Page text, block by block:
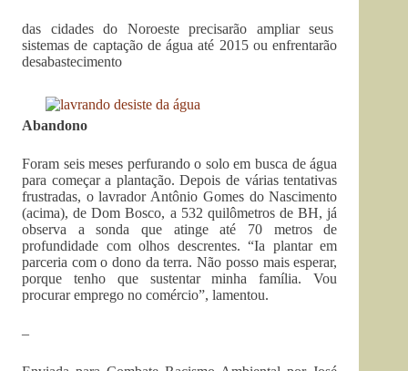
das cidades do Noroeste precisarão ampliar seus
sistemas de captação de água até 2015 ou enfrentarão
desabastecimento
Abandono
Foram seis meses perfurando o solo em busca de água
para começar a plantação. Depois de várias tentativas
frustradas, o lavrador Antônio Gomes do Nascimento
(acima), de Dom Bosco, a 532 quilômetros de BH, já
observa a sonda que atinge até 70 metros de
profundidade com olhos descrentes. “Ia plantar em
parceria com o dono da terra. Não posso mais esperar,
porque tenho que sustentar minha família. Vou
procurar emprego no comércio”, lamentou.
–